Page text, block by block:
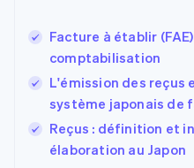
Facture à établir
comptabilisation
L'émission des reçus
système japonais de
Reçus : définition et
élaboration au Japon
EnglishSvenska
France
Français
Gibraltar
English
Grèce
English
Hongrie